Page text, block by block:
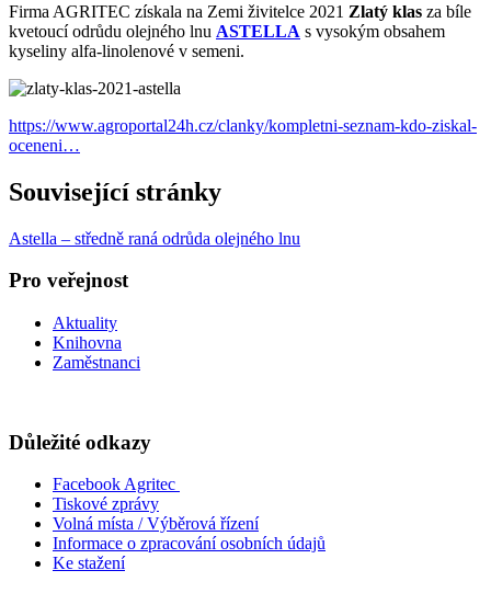
Firma AGRITEC získala na Zemi živitelce 2021 Zlatý klas za bíle
kvetoucí odrůdu olejného lnu ASTELLA s vysokým obsahem
kyseliny alfa-linolenové v semeni.
https://www.agroportal24h.cz/clanky/kompletni-seznam-kdo-ziskal-
oceneni…
Související stránky
Astella – středně raná odrůda olejného lnu
Pro veřejnost
Aktuality
Knihovna
Zaměstnanci
Důležité odkazy
Facebook Agritec
Tiskové zprávy
Volná místa / Výběrová řízení
Informace o zpracování osobních údajů
Ke stažení